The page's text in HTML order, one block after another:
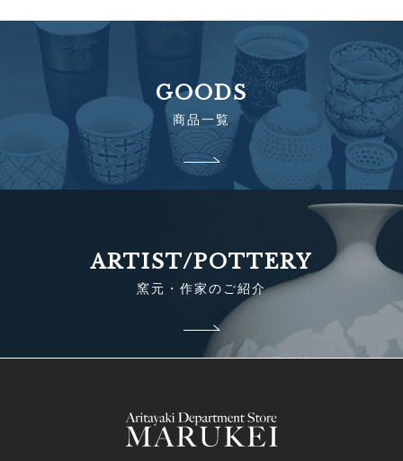
GOODS
商品一覧
ARTIST/POTTERY
窯元・作家のご紹介